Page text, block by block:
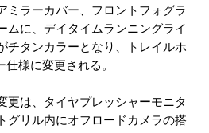
ミラーカバー、フロントフォグラ
ムに、デイタイムランニングライ
チタンカラーとなり、トレイルホ
様に変更される。
は、タイヤプレッシャーモニタ
グリル内にオフロードカメラの搭